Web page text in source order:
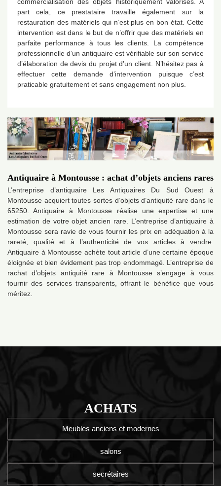
part cela, ce prestataire travaille également sur la
restauration des matériels qui n’est plus en bon état. Cette
intervention est dans le but de n’offrir que des matériels en
parfaite performance à tous les clients. La compétence
professionnelle d’un antiquaire est vérifiable sur son service
d’élaboration de devis du projet d’un client. N’hésitez pas à
effectuer cette demande d’intervention puisque c’est
praticable gratuitement et sans engagement non plus.
Antiquaire à Montousse : achat d’objets anciens rares
L’entreprise d’antiquaire Les Antiquaires Du Sud Ouest à
Montousse acquiert toutes sortes d’objets d’antiquité rare dans le
65250. Antiquaire à Montousse réalise une expertise et une
estimation de votre objet ancien rare. L’entreprise d’antiquaire à
Montousse sera ravie de vous fournir les prix en adéquation à la
rareté, qualité et à l’authenticité de vos articles à vendre.
Antiquaire à Montousse achète tout article d’une certaine époque
éloignée et bien évidement pas trop endommagé. L’entreprise de
rachat d’objets antiquité rare à Montousse s’engage à vous
fournir des services transparents, offrant le bénéfice que vous
méritez.
ACHATS
Meubles anciens et modernes
salons
secrétaires